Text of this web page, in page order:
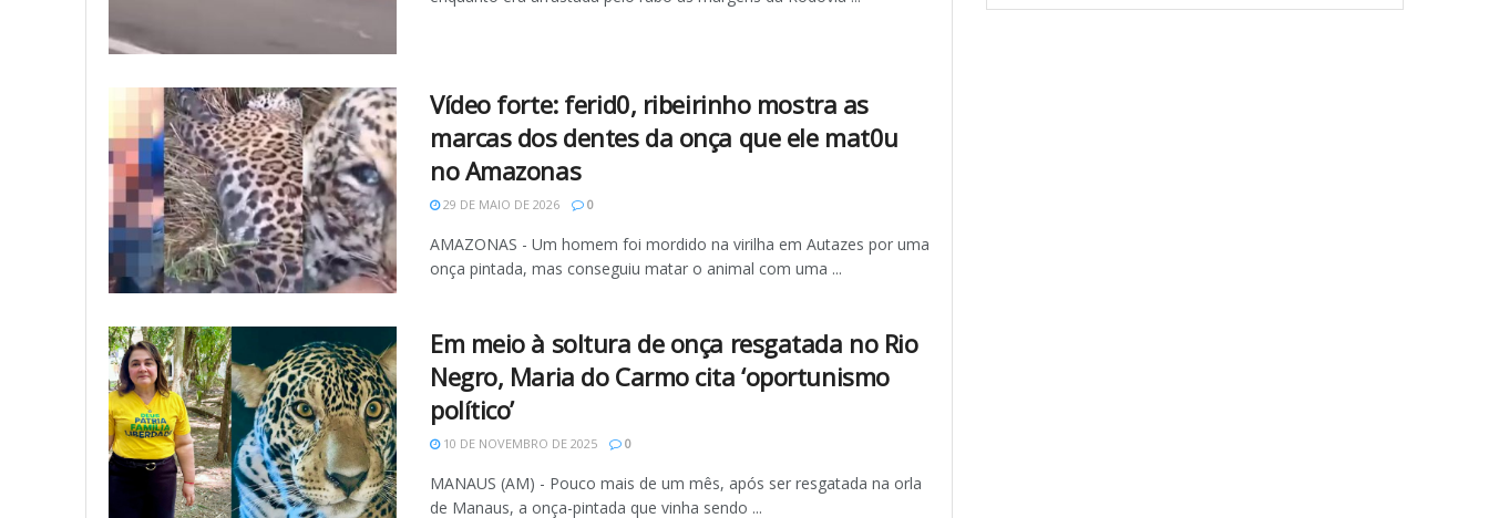
Vídeo forte: ferid0, ribeirinho mostra as
marcas dos dentes da onça que ele mat0u
no Amazonas
29 DE MAIO DE 2026 0
AMAZONAS - Um homem foi mordido na virilha em Autazes por uma
onça pintada, mas conseguiu matar o animal com uma ...
Em meio à soltura de onça resgatada no Rio
Negro, Maria do Carmo cita ‘oportunismo
político’
10 DE NOVEMBRO DE 2025 0
MANAUS (AM) - Pouco mais de um mês, após ser resgatada na orla
de Manaus, a onça-pintada que vinha sendo ...